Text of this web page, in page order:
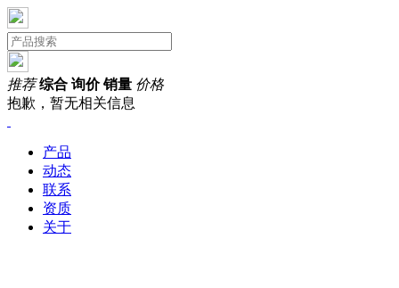
推荐 综合 询价 销量 价格
抱歉，暂无相关信息
产品
动态
联系
资质
关于